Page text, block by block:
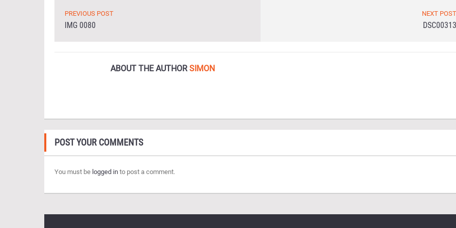
PREVIOUS POST
IMG 0080
NEXT POST
DSC00313
ABOUT THE AUTHORSIMON
POST YOUR COMMENTS
You must be logged in to post a comment.